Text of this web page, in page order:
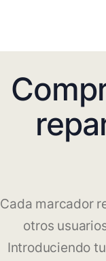
Cada marcador
otros
Introduciendo